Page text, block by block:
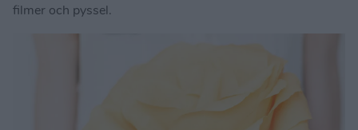
filmer och pyssel.